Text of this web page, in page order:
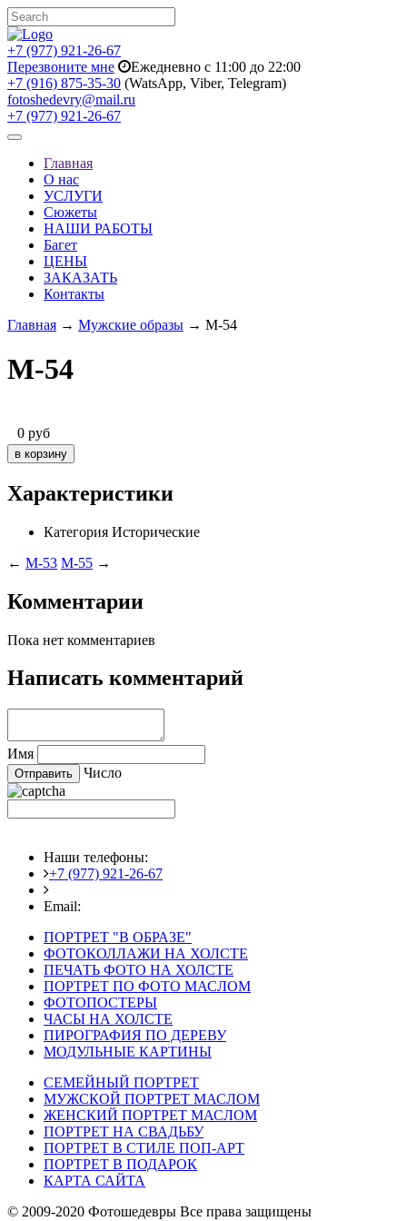
+7 (977) 921-26-67
Перезвоните мне
Ежедневно с 11:00 до 22:00
+7 (916) 875-35-30 (WatsApp, Viber, Telegram)
fotoshedevry@mail.ru
+7 (977) 921-26-67
Toggle
navigationГлавная
О нас
УСЛУГИ
Сюжеты
НАШИ РАБОТЫ
Багет
ЦЕНЫ
ЗАКАЗАТЬ
Контакты
Главная → Мужские образы → M-54
M-54
0 руб
Характеристики
Категория Исторические
← M-53 M-55 →
Комментарии
Пока нет комментариев
Написать комментарий
Имя
Число
Наши телефоны:
+7 (977) 921-26-67
Email:
ПОРТРЕТ "В ОБРАЗЕ"
ФОТОКОЛЛАЖИ НА ХОЛСТЕ
ПЕЧАТЬ ФОТО НА ХОЛСТЕ
ПОРТРЕТ ПО ФОТО МАСЛОМ
ФОТОПОСТЕРЫ
ЧАСЫ НА ХОЛСТЕ
ПИРОГРАФИЯ ПО ДЕРЕВУ
МОДУЛЬНЫЕ КАРТИНЫ
СЕМЕЙНЫЙ ПОРТРЕТ
МУЖСКОЙ ПОРТРЕТ МАСЛОМ
ЖЕНСКИЙ ПОРТРЕТ МАСЛОМ
ПОРТРЕТ НА СВАДЬБУ
ПОРТРЕТ В СТИЛЕ ПОП-АРТ
ПОРТРЕТ В ПОДАРОК
КАРТА САЙТА
© 2009-2020 Фотошедевры Все права защищены